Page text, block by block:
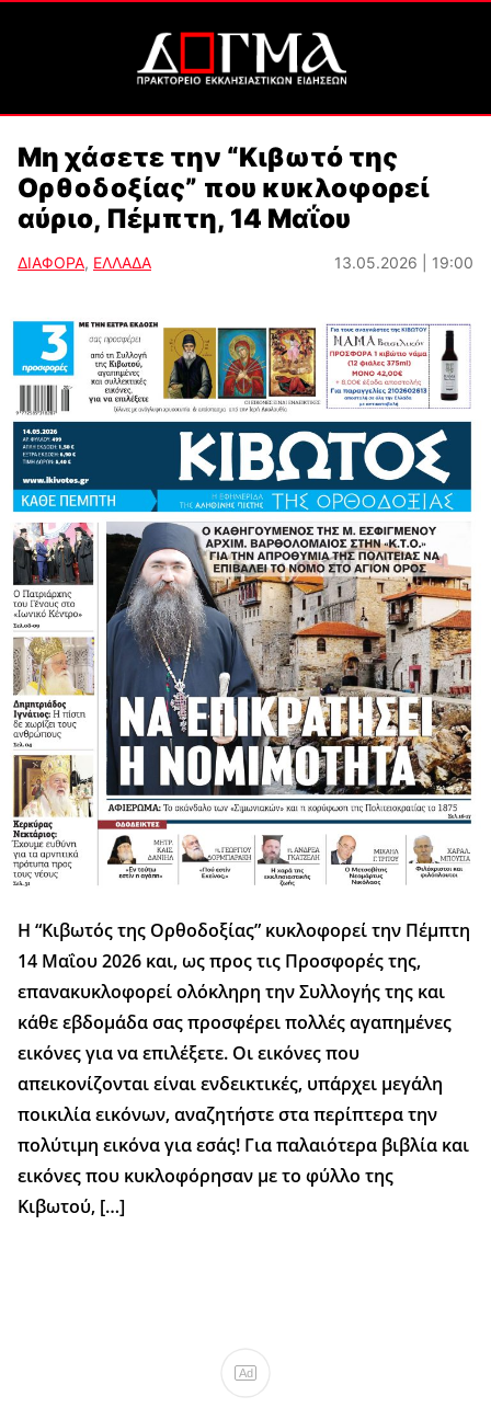
Μη χάσετε την “Κιβωτό της
Ορθοδοξίας” που κυκλοφορεί
αύριο, Πέμπτη, 14 Μαΐου
ΔΙΑΦΟΡΑ, ΕΛΛΑΔΑ 13.05.2026 | 19:00
Η “Κιβωτός της Ορθοδοξίας” κυκλοφορεί την Πέμπτη
14 Μαΐου 2026 και, ως προς τις Προσφορές της,
επανακυκλοφορεί ολόκληρη την Συλλογής της και
κάθε εβδομάδα σας προσφέρει πολλές αγαπημένες
εικόνες για να επιλέξετε. Οι εικόνες που
απεικονίζονται είναι ενδεικτικές, υπάρχει μεγάλη
ποικιλία εικόνων, αναζητήστε στα περίπτερα την
πολύτιμη εικόνα για εσάς! Για παλαιότερα βιβλία και
εικόνες που κυκλοφόρησαν με το φύλλο της
Κιβωτού, […]
Ad